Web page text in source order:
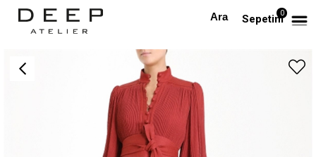
Sepetim0
Anasayfa TÜM ELBİSELER Kemerli Pliseli Tasarım Elbise